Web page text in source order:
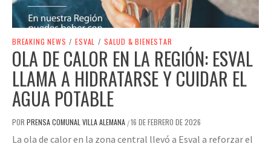
BREAKING NEWS / ESVAL / SALUD & BIENESTAR
OLA DE CALOR EN LA REGIÓN: ESVAL
LLAMA A HIDRATARSE Y CUIDAR EL
AGUA POTABLE
POR PRENSA COMUNAL VILLA ALEMANA /16 DE FEBRERO DE 2026
La ola de calor en la zona central llevó a Esval a reforzar el